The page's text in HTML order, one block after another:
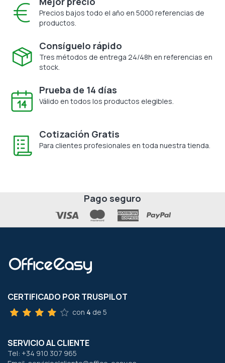
Precios bajos todo el año en 5000 referencias de
productos.
Consíguelo rápido
Tres métodos de entrega 24/48h en referencias en
stock.
Prueba de 14 días
Válido en todos los productos elegibles.
Cotización Gratis
Para clientes profesionales en toda nuestra tienda.
Pago seguro
CERTIFICADO POR TRUSPILOT
con 4 de 5
SERVICIO AL CLIENTE
Tel: +34 910 307 965